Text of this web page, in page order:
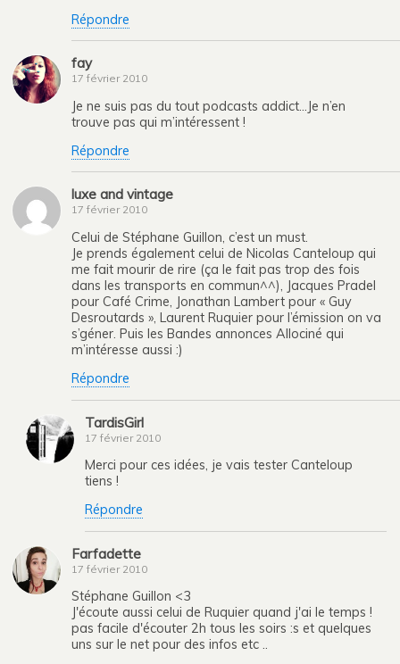
Répondre
fay
17 février 2010
Je ne suis pas du tout podcasts addict…Je n’en
trouve pas qui m’intéressent !
Répondre
luxe and vintage
17 février 2010
Celui de Stéphane Guillon, c’est un must.
Je prends également celui de Nicolas Canteloup qui
me fait mourir de rire (ça le fait pas trop des fois
dans les transports en commun^^), Jacques Pradel
pour Café Crime, Jonathan Lambert pour « Guy
Desroutards », Laurent Ruquier pour l’émission on va
s’géner. Puis les Bandes annonces Allociné qui
m’intéresse aussi :)
Répondre
TardisGirl
17 février 2010
Merci pour ces idées, je vais tester Canteloup
tiens !
Répondre
Farfadette
17 février 2010
Stéphane Guillon <3
J'écoute aussi celui de Ruquier quand j'ai le temps !
pas facile d'écouter 2h tous les soirs :s et quelques
uns sur le net pour des infos etc ..